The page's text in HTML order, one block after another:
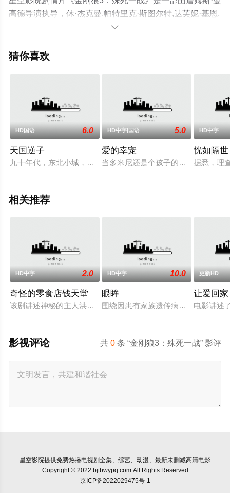
高德导演执导，休·杰克曼,帕特里克·斯图尔特,达芙妮·基恩,
波伊德·霍布鲁克,斯戴芬·莫昌特,伊丽莎白·罗德里格斯,多丽
美国电影，手机免费观看高清无删减完整版电影大全就上

猜你喜欢
HD国语 6.0
天国逆子
九十年代，东北小城，年轻工人关键（庹宗华 饰）到公安局检
HD中字|国语 5.0
爱的幸宠
当多米尼还是个孩子的时候，他亲眼
HD中字
恍如隔世
据悉，理
相关推荐
HD中字 2.0
奇怪的零食店钱天堂
该剧讲述神秘的主人洪子卖能够实现人们愿望的神秘零食，以及
HD中字 10.0
眼眸
围绕因患有家族遗传病而导致视力
更新HD
让爱回家
电影讲述
共0 条 “金刚狼3：殊死一战” 影评
影视评论
星空影院提供免费热播电视剧全集、综艺、动漫、最新未删减高清电影
Copyright © 2022 bjtbwypq.com All Rights Reserved
京ICP备2022029475号-1